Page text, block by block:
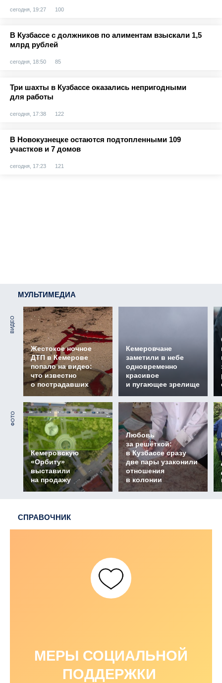
сегодня, 19:27 100
В Кузбассе с должников по алиментам взыскали 1,5
млрд рублей
сегодня, 18:50 85
Три шахты в Кузбассе оказались непригодными
для работы
сегодня, 17:38 122
В Новокузнецке остаются подтопленными 109
участков и 7 домов
сегодня, 17:23 121
МУЛЬТИМЕДИА
ВИДЕО
Жестокое ночное
ДТП в Кемерове
попало на видео:
что известно
о пострадавших
Кемеровчане
заметили в небе
одновременно
красивое
и пугающее зрелище
ФОТО
Кемеровскую
«Орбиту»
выставили
на продажу
Любовь
за решёткой:
в Кузбассе сразу
две пары узаконили
отношения
в колонии
СПРАВОЧНИК
МЕРЫ СОЦИАЛЬНОЙ
ПОДДЕРЖКИ